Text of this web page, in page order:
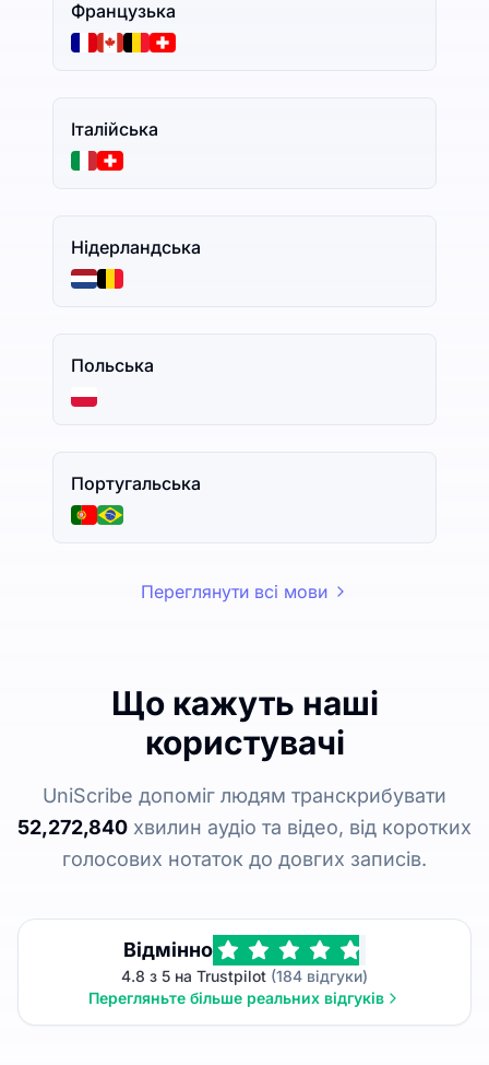
Французька
Італійська
Нідерландська
Польська
Португальська
Переглянути всі мови
Що кажуть наші
користувачі
UniScribe допоміг людям транскрибувати
52,272,840 хвилин аудіо та відео, від коротких
голосових нотаток до довгих записів.
Відмінно
4.8 з 5 на Trustpilot (184 відгуки)
Перегляньте більше реальних відгуків